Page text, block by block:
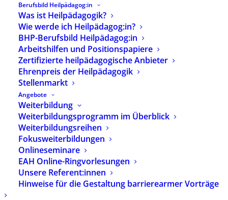
Berufsbild Heilpädagog:in
Was ist Heilpädagogik?
Wie werde ich Heilpädagog:in?
BHP-Berufsbild Heilpädagog:in
Arbeitshilfen und Positionspapiere
Zertifizierte heilpädagogische Anbieter
Ehrenpreis der Heilpädagogik
Stellenmarkt
Angebote
Weiterbildung
Weiterbildungsprogramm im Überblick
Weiterbildungsreihen
Fokusweiterbildungen
Onlineseminare
EAH Online-Ringvorlesungen
Unsere Referent:innen
Hinweise für die Gestaltung barrierearmer Vorträge
Die Vergütung von HeilpädagogInnen kann sehr
unterschiedlich ausfallen, je nach Arbeitgeber
und Tätigkeit. Eine Orientierung kann der
Tarifvertrag des öffentlichen Dienstes für Sozial-
und Erziehungsdienste (TVöD-SuE) geben. Hier ist
die Vergütung von HeilpädagogInnen geregelt,
deren Arbeitgeber an diesen Tarifvertrag
gebunden sind. Häufig nutzen auch nicht
Tarifgebunde Arbeitgeber die Möglichkeit und
vereinbaren im Arbeitsvertrag, dass sie Teile des
TVöD-SuE anwenden, ohne alle Regelungen zu
übernehmen.
Der BHP hat in Zusammenarbeit mit ver.di einen
Flyer mit den wesentlichen Tarifinformationen